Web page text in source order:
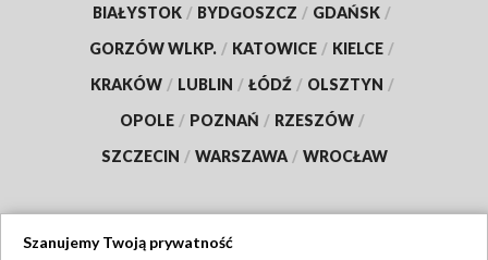
BIAŁYSTOK / BYDGOSZCZ / GDAŃSK /
GORZÓW WLKP. / KATOWICE / KIELCE /
KRAKÓW / LUBLIN / ŁÓDŹ / OLSZTYN /
OPOLE / POZNAŃ / RZESZÓW /
SZCZECIN / WARSZAWA / WROCŁAW
Szanujemy Twoją prywatność